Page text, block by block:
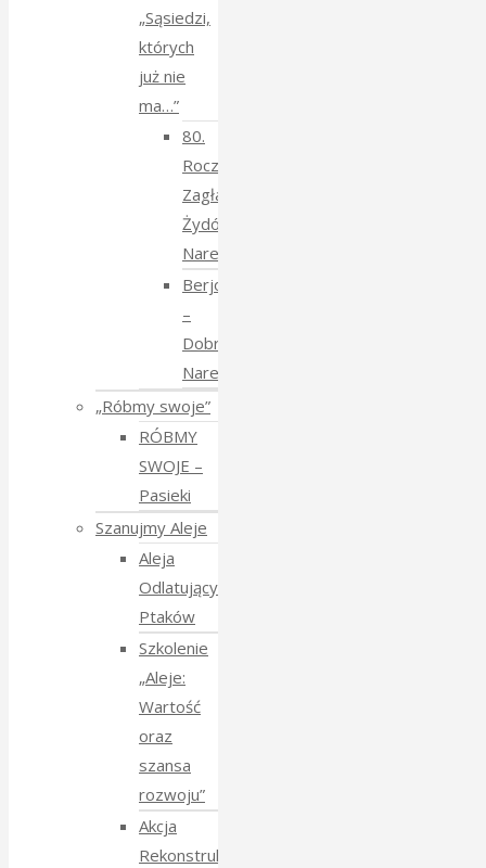
„Sąsiedzi,
których
już nie
ma…”
80.
Rocznica
Zagłady
Żydów
Narewkowskich
Berjozkele
–
Dobranoc
Narewko
„Róbmy swoje”
RÓBMY
SWOJE –
Pasieki
Szanujmy Aleje
Aleja
Odlatujących
Ptaków
Szkolenie
„Aleje:
Wartość
oraz
szansa
rozwoju”
Akcja
Rekonstrukcja